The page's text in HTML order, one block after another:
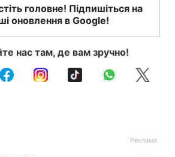
головне! Підпишіться на
оновлення в Google!
нас там, де вам зручно!